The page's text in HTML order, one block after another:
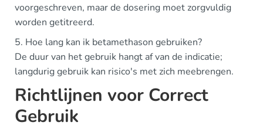
voorgeschreven, maar de dosering moet zorgvuldig
worden getitreerd.
5. Hoe lang kan ik betamethason gebruiken?
De duur van het gebruik hangt af van de indicatie;
langdurig gebruik kan risico's met zich meebrengen.
Richtlijnen voor Correct
Gebruik